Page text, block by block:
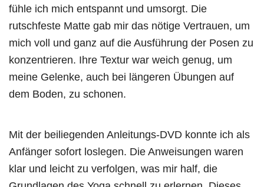
fühle ich mich entspannt und umsorgt. Die
rutschfeste Matte gab mir das nötige Vertrauen, um
mich voll und ganz auf die Ausführung der Posen zu
konzentrieren. Ihre Textur war weich genug, um
meine Gelenke, auch bei längeren Übungen auf
dem Boden, zu schonen.
Mit der beiliegenden Anleitungs-DVD konnte ich als
Anfänger sofort loslegen. Die Anweisungen waren
klar und leicht zu verfolgen, was mir half, die